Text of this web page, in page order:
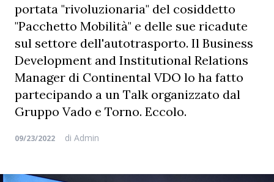
portata "rivoluzionaria" del cosiddetto
"Pacchetto Mobilità" e delle sue ricadute
sul settore dell'autotrasporto. Il Business
Development and Institutional Relations
Manager di Continental VDO lo ha fatto
partecipando a un Talk organizzato dal
Gruppo Vado e Torno. Eccolo.
09/23/2022 di Admin